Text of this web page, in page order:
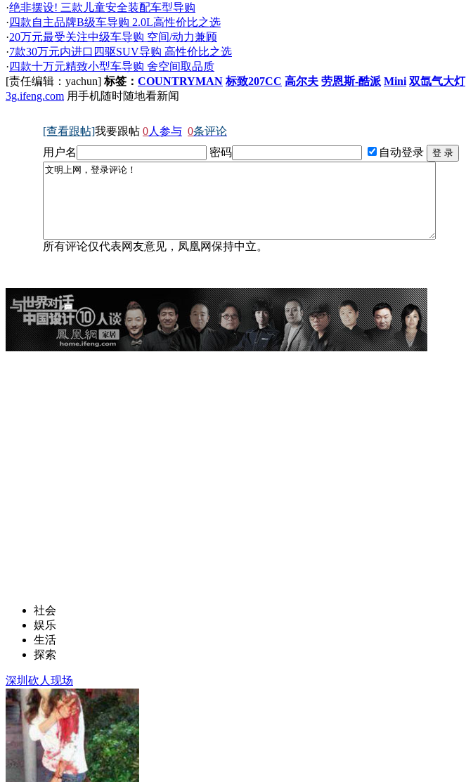
·绝非摆设! 三款儿童安全装配车型导购
· 四款自主品牌B级车导购 2.0L高性价比之选
·20万元最受关注中级车导购 空间/动力兼顾
·7款30万元内进口四驱SUV导购 高性价比之选
· 四款十万元精致小型车导购 舍空间取品质
[责任编辑：yachun] 标签： COUNTRYMAN 标致207CC 高尔夫 劳恩斯-酷派 Mini 双氙气大灯
3g.ifeng.com 用手机随时随地看新闻
[查看跟帖]我要跟帖 0人参与 0条评论
用户名
密码 自动登录
所有评论仅代表网友意见，凤凰网保持中立。
社会
娱乐
生活
探索
深圳砍人现场